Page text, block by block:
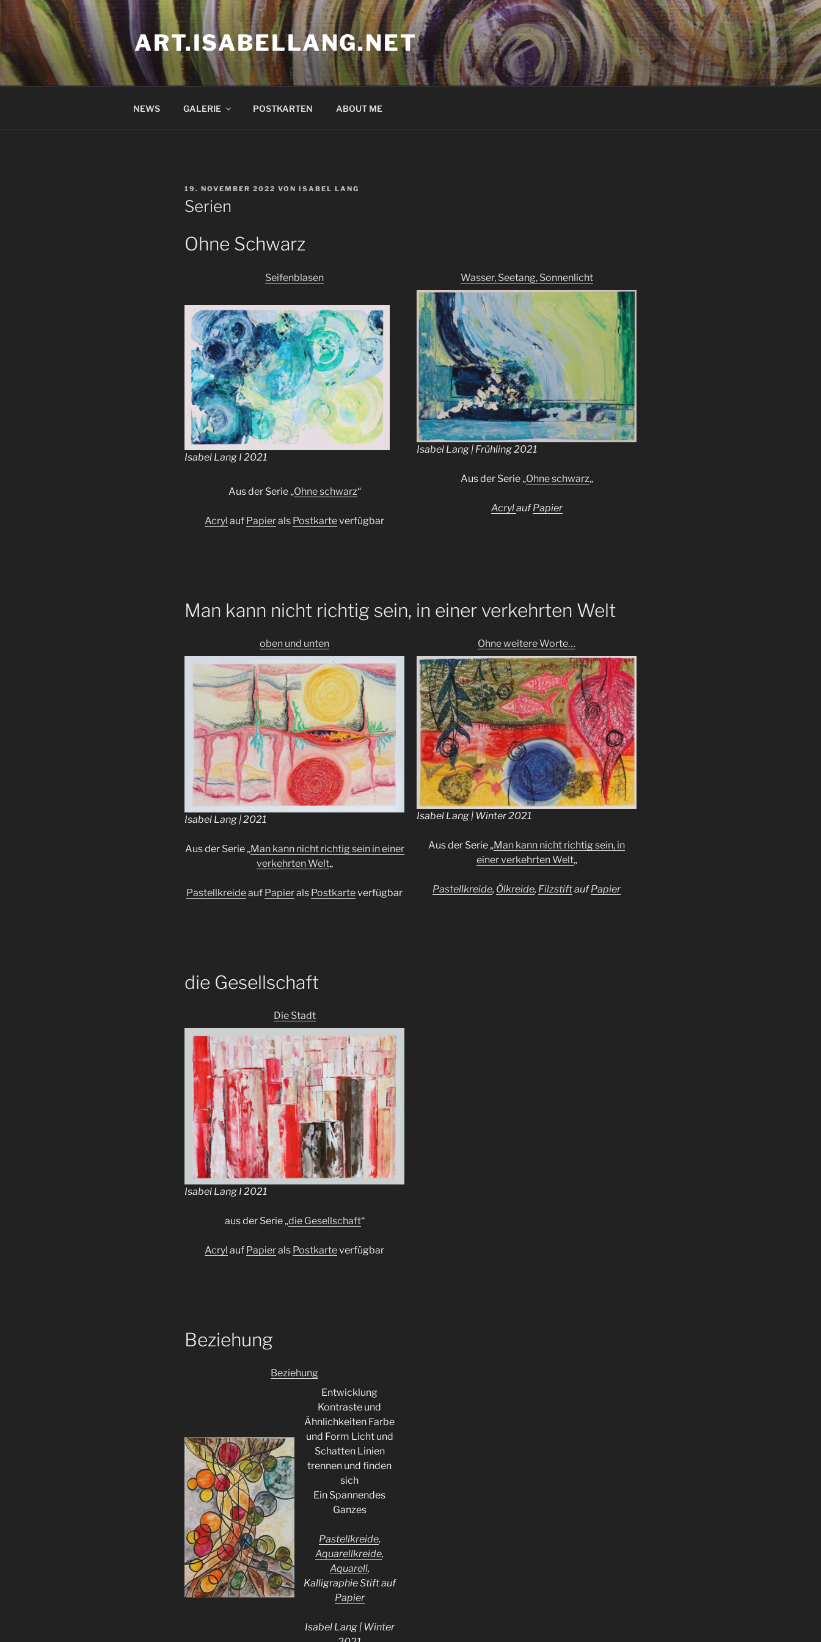
springen
ART.ISABELLANG.NET
NEWS GALERIE POSTKARTEN ABOUT ME
VERÖFFENTLICHT
AM
19. NOVEMBER 2022 VON ISABEL LANG
Serien
Ohne Schwarz
Seifenblasen
Isabel Lang I 2021
Aus der Serie „Ohne schwarz“
Acryl auf Papierals Postkarteverfügbar
Wasser, Seetang, Sonnenlicht
Isabel Lang | Frühling 2021
Aus der Serie „Ohne schwarz„
AcrylaufPapier
Man kann nicht richtig sein, in einer verkehrten Welt
oben und unten
Isabel Lang | 2021
Aus der Serie „Man kann nicht richtig sein in einer
verkehrten Welt„
Pastellkreideauf Papierals Postkarteverfügbar
Ohne weitere Worte…
Isabel Lang | Winter 2021
Aus der Serie „Man kann nicht richtig sein, in
einer verkehrten Welt„
Pastellkreide, Ölkreide, FilzstiftaufPapier
die Gesellschaft
Die Stadt
Isabel Lang I 2021
aus der Serie „die Gesellschaft“
Acryl auf Papierals Postkarteverfügbar
Beziehung
Beziehung
Entwicklung
Kontraste und
Ähnlichkeiten Farbe
und Form Licht und
Schatten Linien
trennen und finden
sich
Ein Spannendes
Ganzes
Pastellkreide,
Aquarellkreide,
Aquarell,
Kalligraphie Stift auf
Papier
Isabel Lang | Winter